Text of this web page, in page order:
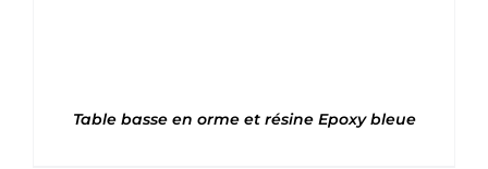
Table basse en orme et résine Epoxy bleue